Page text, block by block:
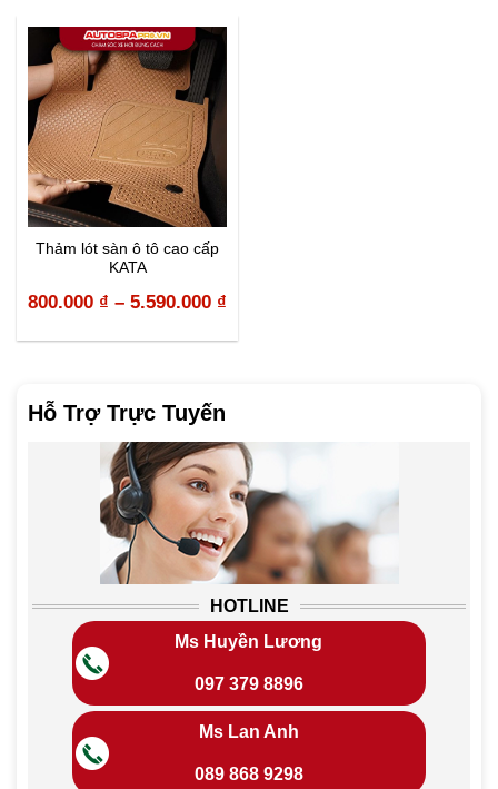
Hỗ Trợ Trực Tuyến
HOTLINE
Ms Huyền Lương
097 379 8896
Ms Lan Anh
089 868 9298
Thảm lót sàn ô tô cao cấp
KATA
800.000 ₫ – 5.590.000 ₫